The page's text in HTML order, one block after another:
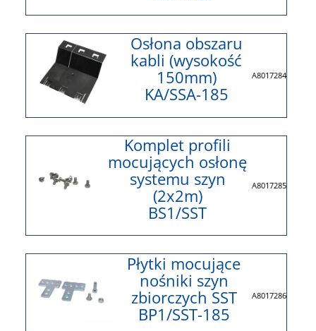
Osłona obszaru
kabli (wysokość
150mm)
KA/SSA-185
A8017284
Komplet profili
mocujących osłonę
systemu szyn
(2x2m)
BS1/SST
A8017285
Płytki mocujące
nośniki szyn
zbiorczych SST
BP1/SST-185
A8017286